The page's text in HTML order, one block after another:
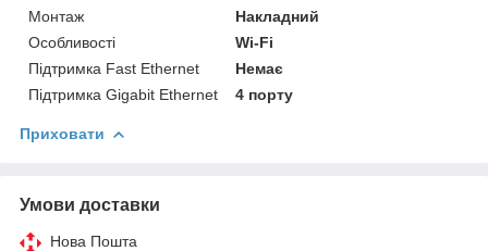
Монтаж
Накладний
Особливості
Wi-Fi
Підтримка Fast Ethernet
Немає
Підтримка Gigabit Ethernet
4 порту
Приховати
Умови доставки
Нова Пошта